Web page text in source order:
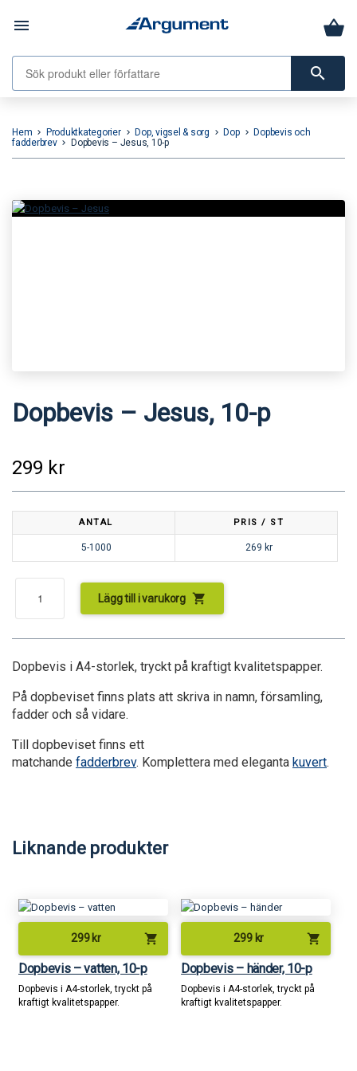
menu
search
Hem keyboard_arrow_right Produktkategorier keyboard_arrow_right Dop, vigsel & sorg keyboard_arrow_right Dop keyboard_arrow_right
Dopbevis och
fadderbrev keyboard_arrow_right Dopbevis – Jesus, 10-p
Dopbevis – Jesus, 10-p
299 kr
ANTAL PRIS / ST
5-1000 269 kr
Lägg till i varukorg shopping_cart
Dopbevis i A4-storlek, tryckt på kraftigt kvalitetspapper.
På dopbeviset finns plats att skriva in namn, församling,
fadder och så vidare.
Till dopbeviset finns ett
matchande fadderbrev. Komplettera med eleganta kuvert.
Liknande produkter
299 kr shopping_cart
Dopbevis – vatten, 10-p
Dopbevis i A4-storlek, tryckt på
kraftigt kvalitetspapper.
299 kr shopping_cart
Dopbevis – händer, 10-p
Dopbevis i A4-storlek, tryckt på
kraftigt kvalitetspapper.